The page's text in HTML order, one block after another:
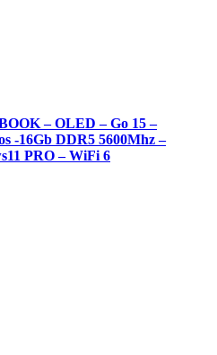
– OLED – Go 15 –
-16Gb DDR5 5600Mhz –
PRO – WiFi 6